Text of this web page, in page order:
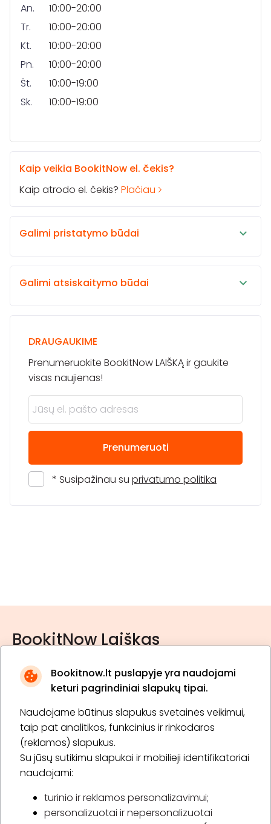
Bookitnow.lt puslapyje yra naudojami
keturi pagrindiniai slapukų tipai.
Naudojame būtinus slapukus svetainės veikimui,
taip pat analitikos, funkcinius ir rinkodaros
(reklamos) slapukus.
Su jūsų sutikimu slapukai ir mobilieji identifikatoriai
naudojami:
turinio ir reklamos personalizavimui;
personalizuotai ir nepersonalizuotai
An.
10:00-20:00
Tr.
10:00-20:00
Kt.
10:00-20:00
Pn.
10:00-20:00
Št.
10:00-19:00
Sk.
10:00-19:00
Kaip veikia BookitNow el. čekis?
Kaip atrodo el. čekis? Plačiau
Galimi pristatymo būdai
Galimi atsiskaitymo būdai
DRAUGAUKIME
Prenumeruokite BookitNow LAIŠKĄ ir gaukite
visas naujienas!
Prenumeruoti
* Susipažinau su privatumo politika
BookitNow Laiškas
* Susipažinau su privatumo politika
Prenumeruoti
Apie „BookitNow“